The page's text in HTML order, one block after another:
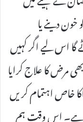
دینے یا
اس لیے اگر کہیں
مرض کا علاج کرایا
خاص اہتمام کریں
ہے۔ اس وقت ہم